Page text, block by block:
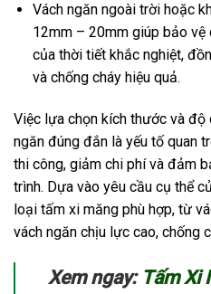
Vách ngăn ngoài trời hoặc
12mm – 20mm giúp bảo vệ
của thời tiết khắc nghiệt,
và chống cháy hiệu quả.
Việc lựa chọn kích thước và
ngăn đúng đắn là yếu tố quan
thi công, giảm chi phí và đảm
trình. Dựa vào yêu cầu cụ thể
loại tấm xi măng phù hợp, từ
vách ngăn chịu lực cao, chống
Xem ngay: Tấm Xi